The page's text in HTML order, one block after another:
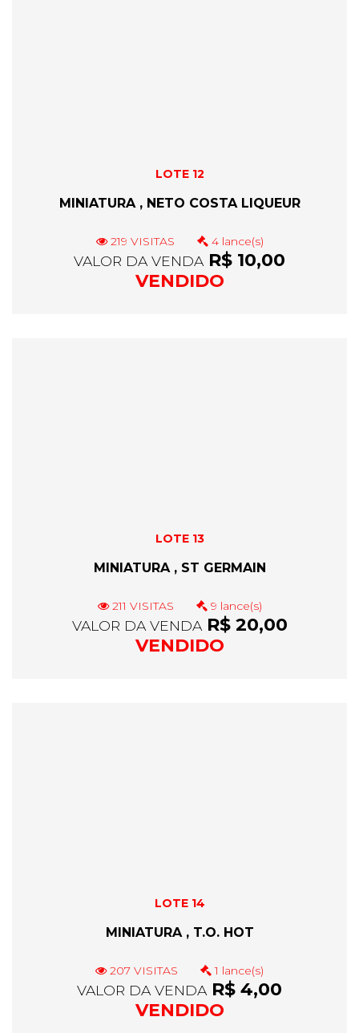
LOTE 12
MINIATURA , NETO COSTA LIQUEUR
219 VISITAS 4 lance(s)
VALOR DA VENDAR$ 10,00
VENDIDO
LOTE 13
MINIATURA , ST GERMAIN
211 VISITAS 9 lance(s)
VALOR DA VENDAR$ 20,00
VENDIDO
LOTE 14
MINIATURA , T.O. HOT
207 VISITAS 1 lance(s)
VALOR DA VENDAR$ 4,00
VENDIDO